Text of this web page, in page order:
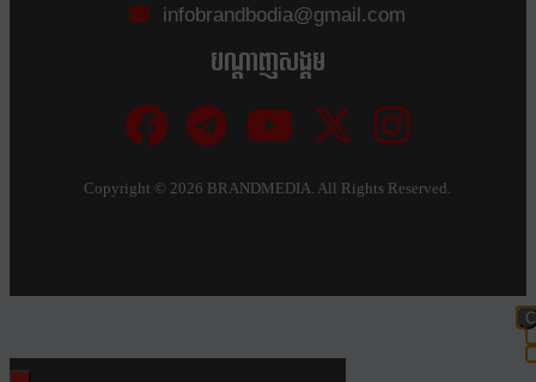
infobrandbodia@gmail.com
បណ្ដាញសង្គម
Copyright ©2026 BRANDMEDIA. All Rights Reserved.